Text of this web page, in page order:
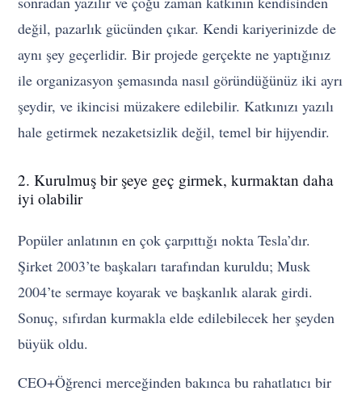
değil, pazarlık gücünden çıkar. Kendi kariyerinizde de
aynı şey geçerlidir. Bir projede gerçekte ne yaptığınız
ile organizasyon şemasında nasıl göründüğünüz iki ayrı
şeydir, ve ikincisi müzakere edilebilir. Katkınızı yazılı
hale getirmek nezaketsizlik değil, temel bir hijyendir.
2. Kurulmuş bir şeye geç girmek, kurmaktan daha
iyi olabilir
Popüler anlatının en çok çarpıttığı nokta Tesla’dır.
Şirket 2003’te başkaları tarafından kuruldu; Musk
2004’te sermaye koyarak ve başkanlık alarak girdi.
Sonuç, sıfırdan kurmakla elde edilebilecek her şeyden
büyük oldu.
CEO+Öğrenci merceğinden bakınca bu rahatlatıcı bir